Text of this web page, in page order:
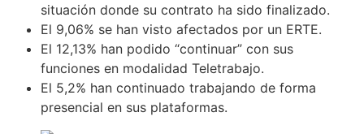
situación donde su contrato ha sido finalizado.
El 9,06% se han visto afectados por un ERTE.
El 12,13% han podido “continuar” con sus
funciones en modalidad Teletrabajo.
El 5,2% han continuado trabajando de forma
presencial en sus plataformas.